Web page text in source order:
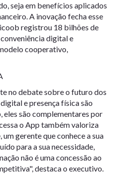
seja em benefícios aplicados
A inovação fecha esse
registrou 18 bilhões de
digital e
cooperativo,
no debate sobre o futuro dos
e presença física são
eles são complementares por
o App também valoriza
gerente que conhece a sua
para a sua necessidade,
não é uma concessão ao
destaca o executivo.